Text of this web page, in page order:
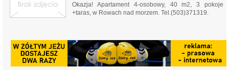
Okazja! Apartament 4-osobowy, 40 m2, 3 pokoje
+taras, w Rowach nad morzem. Tel.(503)371319.